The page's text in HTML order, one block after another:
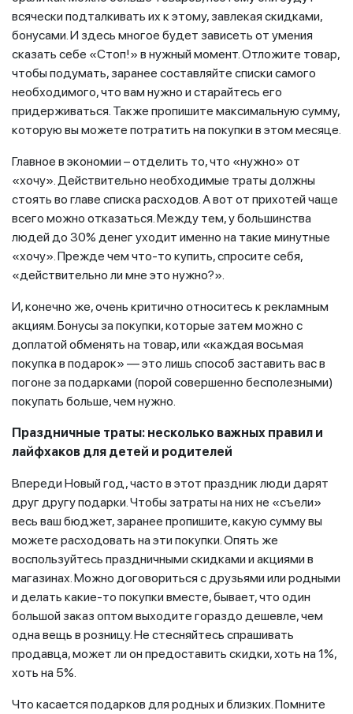
всячески подталкивать их к этому, завлекая скидками,
бонусами. И здесь многое будет зависеть от умения
сказать себе «Стоп!» в нужный момент. Отложите товар,
чтобы подумать, заранее составляйте списки самого
необходимого, что вам нужно и старайтесь его
придерживаться. Также пропишите максимальную сумму,
которую вы можете потратить на покупки в этом месяце.
Главное в экономии – отделить то, что «нужно» от
«хочу». Действительно необходимые траты должны
стоять во главе списка расходов. А вот от прихотей чаще
всего можно отказаться. Между тем, у большинства
людей до 30% денег уходит именно на такие минутные
«хочу». Прежде чем что-то купить, спросите себя,
«действительно ли мне это нужно?».
И, конечно же, очень критично относитесь к рекламным
акциям. Бонусы за покупки, которые затем можно с
доплатой обменять на товар, или «каждая восьмая
покупка в подарок» — это лишь способ заставить вас в
погоне за подарками (порой совершенно бесполезными)
покупать больше, чем нужно.
Праздничные траты: несколько важных правил и
лайфхаков для детей и родителей
Впереди Новый год, часто в этот праздник люди дарят
друг другу подарки. Чтобы затраты на них не «съели»
весь ваш бюджет, заранее пропишите, какую сумму вы
можете расходовать на эти покупки. Опять же
воспользуйтесь праздничными скидками и акциями в
магазинах. Можно договориться с друзьями или родными
и делать какие-то покупки вместе, бывает, что один
большой заказ оптом выходите гораздо дешевле, чем
одна вещь в розницу. Не стесняйтесь спрашивать
продавца, может ли он предоставить скидки, хоть на 1%,
хоть на 5%.
Что касается подарков для родных и близких. Помните